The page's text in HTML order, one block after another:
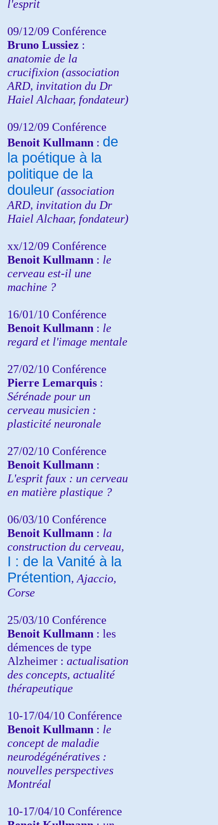
l'esprit
09/12/09 Conférence
Bruno Lussiez :
anatomie de la
crucifixion (association
ARD, invitation du Dr
Haiel Alchaar, fondateur)
09/12/09 Conférence
Benoit Kullmann : de
la poétique à la
politique de la
douleur (association
ARD, invitation du Dr
Haiel Alchaar, fondateur)
xx/12/09 Conférence
Benoit Kullmann : le
cerveau est-il une
machine ?
16/01/10 Conférence
Benoit Kullmann : le
regard et l'image mentale
27/02/10 Conférence
Pierre Lemarquis :
Sérénade pour un
cerveau musicien :
plasticité neuronale
27/02/10 Conférence
Benoit Kullmann :
L'esprit faux : un cerveau
en matière plastique ?
06/03/10 Conférence
Benoit Kullmann : la
construction du cerveau,
I : de la Vanité à la
Prétention, Ajaccio,
Corse
25/03/10 Conférence
Benoit Kullmann : les
démences de type
Alzheimer : actualisation
des concepts, actualité
thérapeutique
10-17/04/10 Conférence
Benoit Kullmann : le
concept de maladie
neurodégénératives :
nouvelles perspectives
Montréal
10-17/04/10 Conférence